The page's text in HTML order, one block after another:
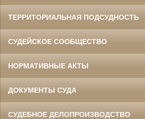
ТЕРРИТОРИАЛЬНАЯ ПОДСУДНОСТЬ
СУДЕЙСКОЕ СООБЩЕСТВО
НОРМАТИВНЫЕ АКТЫ
ДОКУМЕНТЫ СУДА
СУДЕБНОЕ ДЕЛОПРОИЗВОДСТВО